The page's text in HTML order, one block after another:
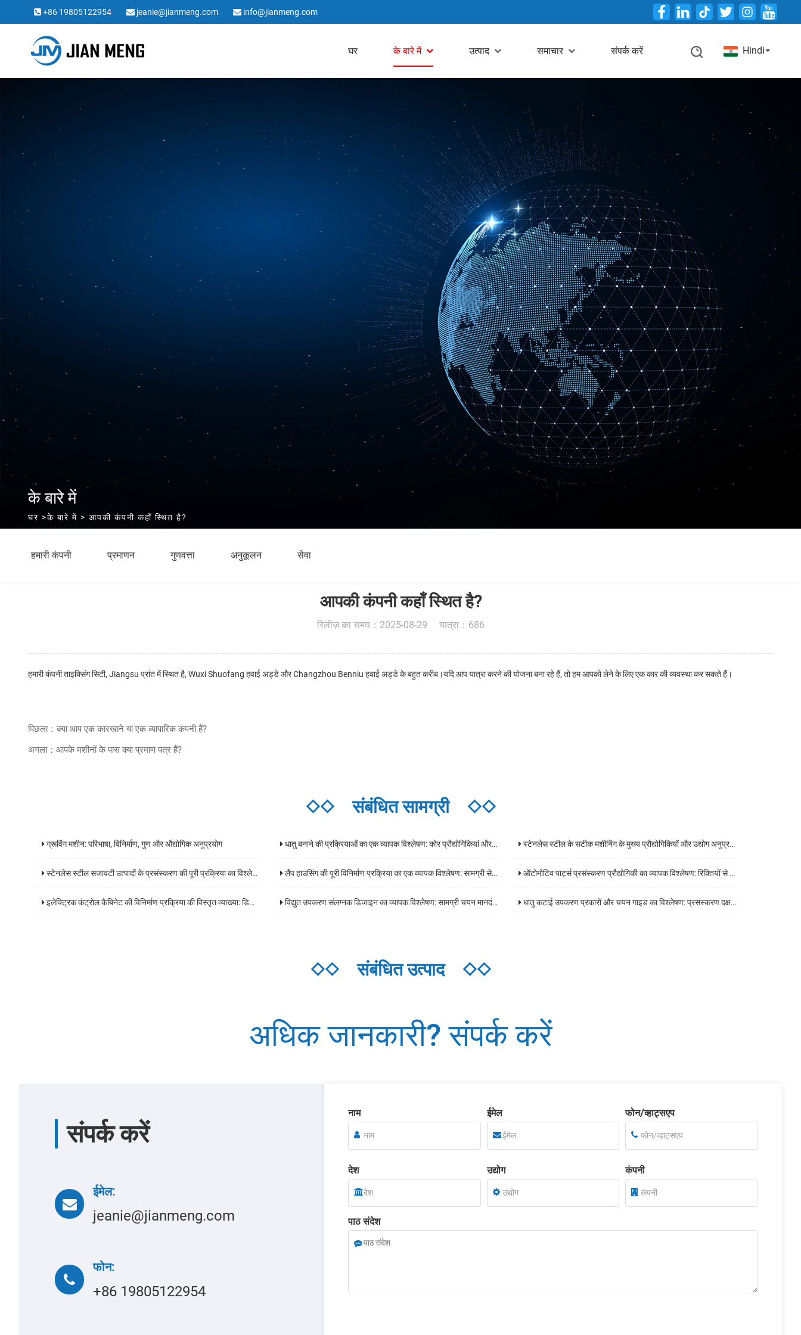
+86 19805122954 jeanie@jianmeng.com info@jianmeng.com Twitter
घर के बारे में उत्पाद समाचार संपर्क करें Hindi
के बारे में
घर >के बारे में > आपकी कंपनी कहाँ स्थित है?
हमारी कंपनी प्रमाणन गुणवत्ता अनुकूलन सेवा
आपकी कंपनी कहाँ स्थित है?
रिलीज़ का समय：2025-08-29 यात्रा：686
हमारी कंपनी ताइक्सिंग सिटी, Jiangsu प्रांत में स्थित है, Wuxi Shuofang हवाई अड्डे और Changzhou Benniu हवाई अड्डे के बहुत करीब।यदि आप यात्रा करने की योजना बना रहे हैं, तो हम आपको लेने के लिए एक कार की व्यवस्था कर सकते हैं।
पिछला：क्या आप एक कारखाने या एक व्यापारिक कंपनी हैं?
अगला：आपके मशीनों के पास क्या प्रमाण पत्र हैं?
◇◇संबंधित सामग्री ◇◇
ग्रूविंग मशीन: परिभाषा, विनिर्माण, गुण और औद्योगिक अनुप्रयोग धातु बनाने की प्रक्रियाओं का एक व्यापक विश्लेषण: कोर प्रौद्योगिकियां और अनुप्रयोग परिदृश्य स्टेनलेस स्टील के सटीक मशीनिंग के मुख्य प्रौद्योगिकियों और उद्योग अनुप्रयोगों का एक व्यापक विश्लेषण
स्टेनलेस स्टील सजावटी उत्पादों के प्रसंस्करण की पूरी प्रक्रिया का विश्लेषण और कोर प्रौद्योगिकियों के प्रमुख बिंदुओं लैंप हाउसिंग की पूरी विनिर्माण प्रक्रिया का एक व्यापक विश्लेषण: सामग्री से तैयार उत्पादों तक मुख्य प्रौद्योगिकियां ऑटोमोटिव पार्ट्स प्रसंस्करण प्रौद्योगिकी का व्यापक विश्लेषण: रिक्तियों से तैयार उत्पादों तक मुख्य प्रौद्योगिकियां
इलेक्ट्रिक कंट्रोल कैबिनेट की विनिर्माण प्रक्रिया की विस्तृत व्याख्या: डिजाइन से डिलीवरी तक एक व्यापक गाइड विद्युत उपकरण संलग्नक डिजाइन का व्यापक विश्लेषण: सामग्री चयन मानदंड, सुरक्षा स्तर, और अनुप्रयोग परिदृश्य दिशानिर्देश धातु कटाई उपकरण प्रकारों और चयन गाइड का विश्लेषण: प्रसंस्करण दक्षता में सुधार करने की कुंजी
◇◇संबंधित उत्पाद ◇◇
अधिक जानकारी? संपर्क करें
संपर्क करें
ईमेल:
jeanie@jianmeng.com
फोन:
+86 19805122954
नाम ईमेल फोन/व्हाट्सएप
देश उद्योग कंपनी
पाठ संदेश